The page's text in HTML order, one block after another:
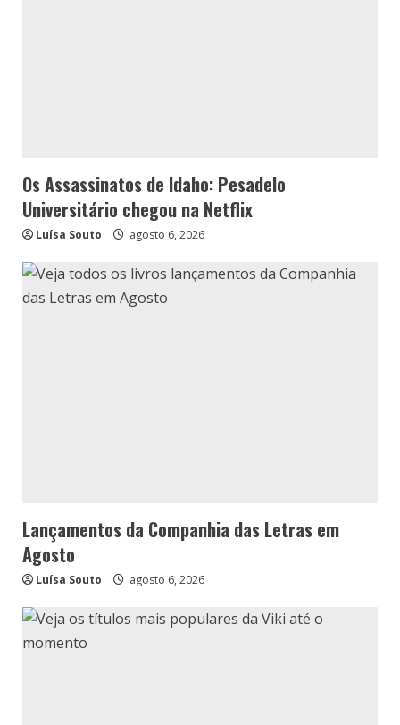
Os Assassinatos de Idaho: Pesadelo
Universitário chegou na Netflix
Luísa Souto agosto 6, 2026
Lançamentos da Companhia das Letras em
Agosto
Luísa Souto agosto 6, 2026